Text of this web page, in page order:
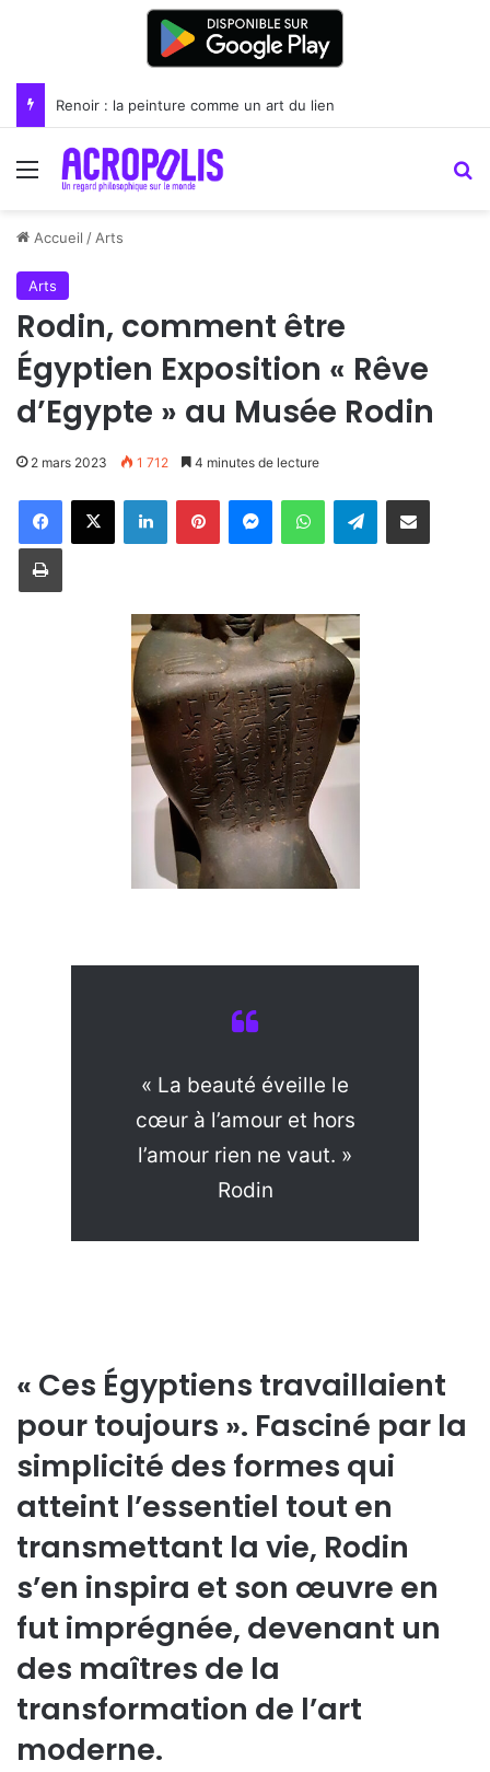
Renoir : la peinture comme un art du lien
Menu
Accueil / Arts
Arts
Rodin, comment être
Égyptien Exposition « Rêve
d’Egypte » au Musée Rodin
2 mars 2023 1 712 4 minutes de lecture
LinkedinPinterestMessengerWhatsAppTelegramPartager par email
Imprimer
« La beauté éveille le
cœur à l’amour et hors
l’amour rien ne vaut. »
Rodin
« Ces Égyptiens travaillaient
pour toujours ». Fasciné par la
simplicité des formes qui
atteint l’essentiel tout en
transmettant la vie, Rodin
s’en inspira et son œuvre en
fut imprégnée, devenant un
des maîtres de la
transformation de l’art
moderne.